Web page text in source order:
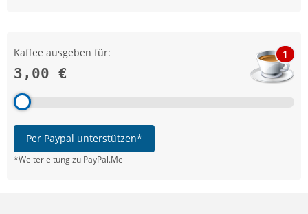
Kaffee ausgeben für:
3,00 €
1
Per Paypal unterstützen*
*Weiterleitung zu PayPal.Me